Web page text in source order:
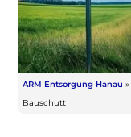
ARM Entsorgung Hanau »
Bauschutt